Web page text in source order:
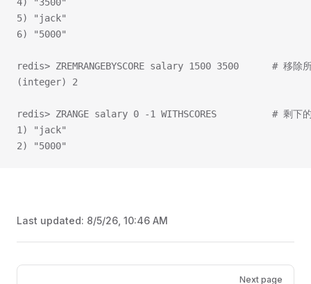
5) "jack"
6) "5000"
redis> ZREMRANGEBYSCORE salary 1500 3500      # 移除
(integer) 2
redis> ZRANGE salary 0 -1 WITHSCORES          # 剩下的
1) "jack"
2) "5000"
Last updated: 8/5/26, 10:46 AM
Pager
Next page